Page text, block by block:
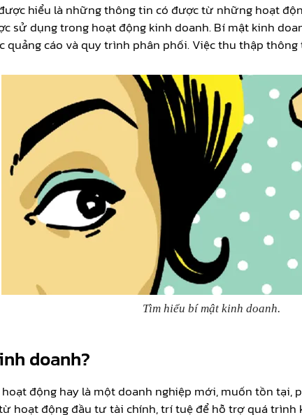
hiểu là những thông tin có được từ những hoạt
sử dụng trong hoạt động kinh doanh. Bí mật kinh
quảng cáo và quy trình phân phối. Việc thu thập
Tìm hiểu bí mật kinh doanh.
doanh?
động hay là một doanh nghiệp mới, muốn tồn
hoạt động đầu tư tài chính, trí tuệ để hỗ trợ quá